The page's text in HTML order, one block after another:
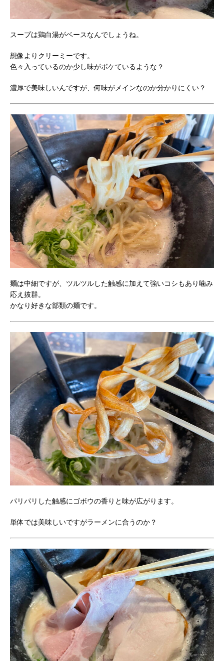
スープは鶏白湯がベースなんでしょうね。
想像よりクリーミーです。
色々入っているのか少し味がボケているような？
濃厚で美味しいんですが、何味がメインなのか分かりにくい？
麺は中細ですが、ツルツルした触感に加えて強いコシもあり噛み
応え抜群。
かなり好きな部類の麺です。
パリパリした触感にゴボウの香りと味が広がります。
単体では美味しいですがラーメンに合うのか？